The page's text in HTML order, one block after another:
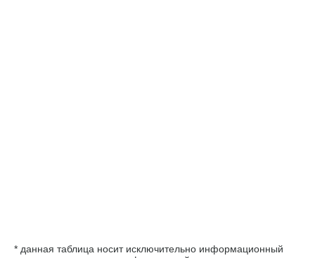
* данная таблица носит исключительно информационный